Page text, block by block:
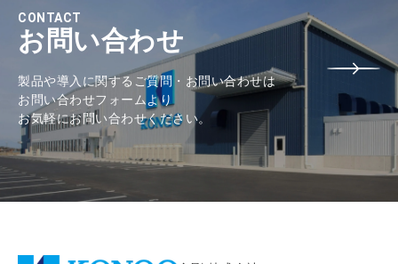
CONTACT
お問い合わせ
製品や導入に関するご質問・お問い合わせは
お問い合わせフォームより
お気軽にお問い合わせください。